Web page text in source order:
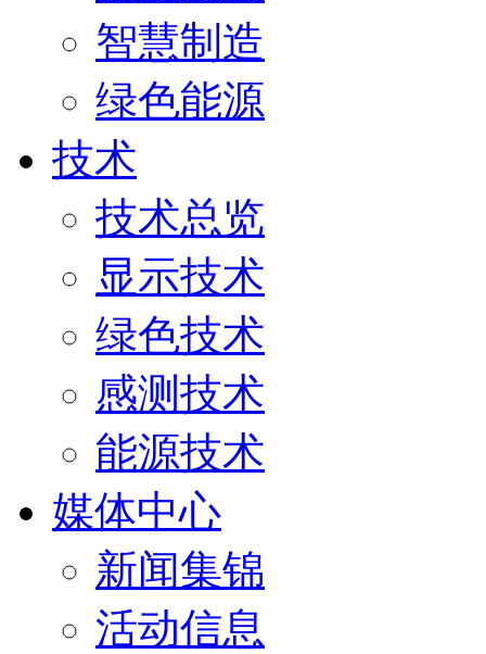
智慧制造
绿色能源
技术
技术总览
显示技术
绿色技术
感测技术
能源技术
媒体中心
新闻集锦
活动信息